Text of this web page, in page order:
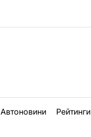
Автоновини Рейтинги